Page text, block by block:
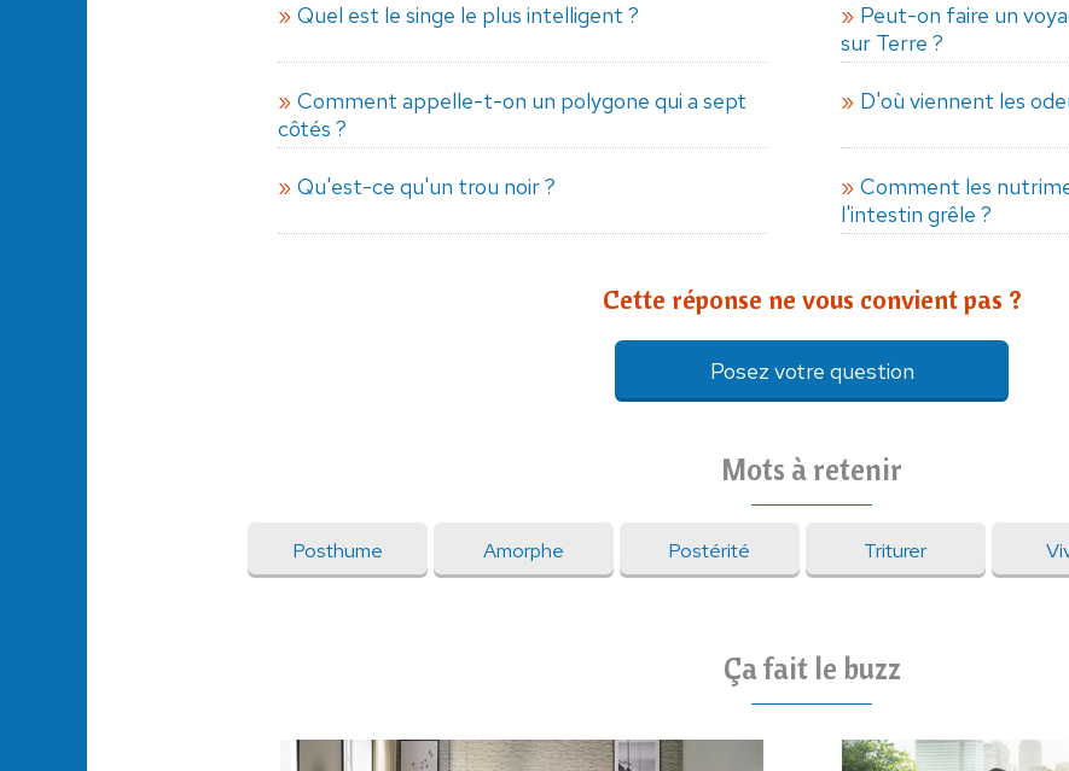
Quel est le singe le plus intelligent ?
Peut-on faire un
sur Terre ?
Comment appelle-t-on un polygone qui a sept
côtés ?
D'où viennent les
Qu'est-ce qu'un trou noir ?
Comment les
l'intestin grêle ?
Cette réponse ne vous convient pas ?
Posez votre question
Mots à retenir
Posthume Amorphe Postérité Triturer
Ça fait le buzz